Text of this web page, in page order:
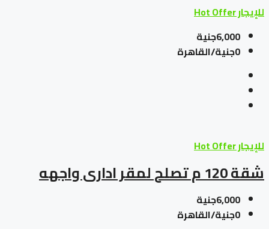
للإيجارHot Offer
6,000جنية
0جنية/القاهرة
للإيجارHot Offer
شقة 120 م تصلح لمقر ادارى واجهه
6,000جنية
0جنية/القاهرة